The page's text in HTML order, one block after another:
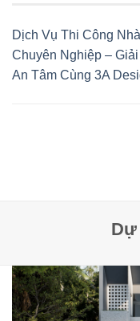
Dịch Vụ Thi Công
Chuyên Nghiệp –
An Tâm Cùng 3A
Dự